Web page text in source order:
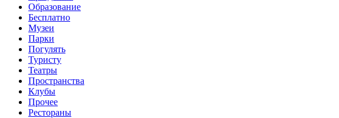
Образование
Бесплатно
Музеи
Парки
Погулять
Туристу
Театры
Пространства
Клубы
Прочее
Рестораны